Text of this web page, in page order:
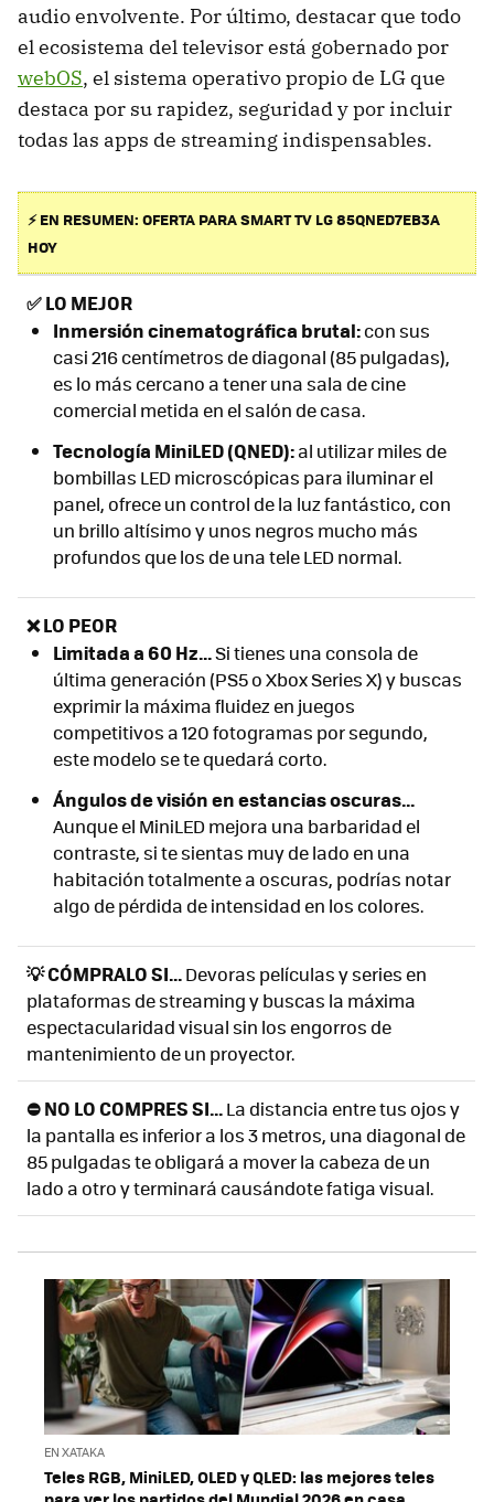
audio envolvente. Por último, destacar que todo
el ecosistema del televisor está gobernado por
webOS, el sistema operativo propio de LG que
destaca por su rapidez, seguridad y por incluir
todas las apps de streaming indispensables.
⚡ EN RESUMEN: OFERTA PARA SMART TV LG 85QNED7EB3A
HOY
✅LO MEJOR
Inmersión cinematográfica brutal:con sus
casi 216 centímetros de diagonal (85 pulgadas),
es lo más cercano a tener una sala de cine
comercial metida en el salón de casa.
Tecnología MiniLED (QNED):al utilizar miles de
bombillas LED microscópicas para iluminar el
panel, ofrece un control de la luz fantástico, con
un brillo altísimo y unos negros mucho más
profundos que los de una tele LED normal.
❌ LO PEOR
Limitada a 60 Hz...Si tienes una consola de
última generación (PS5 o Xbox Series X) y buscas
exprimir la máxima fluidez en juegos
competitivos a 120 fotogramas por segundo,
este modelo se te quedará corto.
Ángulos de visión en estancias oscuras...
Aunque el MiniLED mejora una barbaridad el
contraste, si te sientas muy de lado en una
habitación totalmente a oscuras, podrías notar
algo de pérdida de intensidad en los colores.
💡 CÓMPRALO SI...Devoras películas y series en
plataformas de streaming y buscas la máxima
espectacularidad visual sin los engorros de
mantenimiento de un proyector.
⛔ NO LO COMPRES SI...La distancia entre tus ojos y
la pantalla es inferior a los 3 metros, una diagonal de
85 pulgadas te obligará a mover la cabeza de un
lado a otro y terminará causándote fatiga visual.
EN XATAKA
Teles RGB, MiniLED, OLED y QLED: las mejores teles